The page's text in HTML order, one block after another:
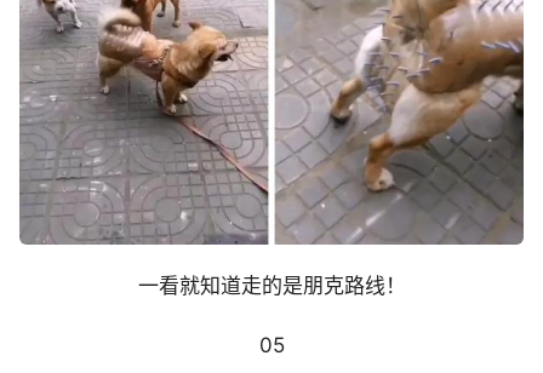
一看就知道走的是朋克路线！
05